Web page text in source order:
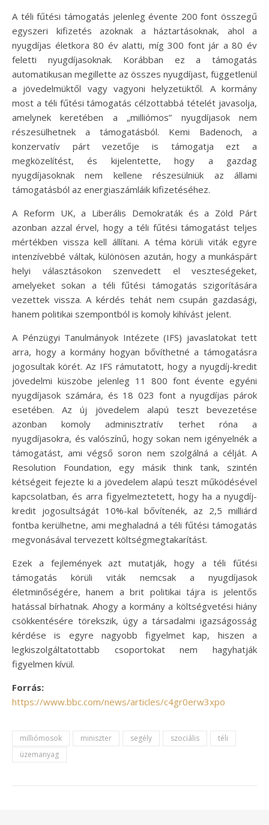
A téli fűtési támogatás jelenleg évente 200 font összegű
egyszeri kifizetés azoknak a háztartásoknak, ahol a
nyugdíjas életkora 80 év alatti, míg 300 font jár a 80 év
feletti nyugdíjasoknak. Korábban ez a támogatás
automatikusan megillette az összes nyugdíjast, függetlenül
a jövedelmüktől vagy vagyoni helyzetüktől. A kormány
most a téli fűtési támogatás célzottabbá tételét javasolja,
amelynek keretében a „milliómos” nyugdíjasok nem
részesülhetnek a támogatásból. Kemi Badenoch, a
konzervatív párt vezetője is támogatja ezt a
megközelítést, és kijelentette, hogy a gazdag
nyugdíjasoknak nem kellene részesülniük az állami
támogatásból az energiaszámláik kifizetéséhez.
A Reform UK, a Liberális Demokraták és a Zöld Párt
azonban azzal érvel, hogy a téli fűtési támogatást teljes
mértékben vissza kell állítani. A téma körüli viták egyre
intenzívebbé váltak, különösen azután, hogy a munkáspárt
helyi választásokon szenvedett el veszteségeket,
amelyeket sokan a téli fűtési támogatás szigorítására
vezettek vissza. A kérdés tehát nem csupán gazdasági,
hanem politikai szempontból is komoly kihívást jelent.
A Pénzügyi Tanulmányok Intézete (IFS) javaslatokat tett
arra, hogy a kormány hogyan bővíthetné a támogatásra
jogosultak körét. Az IFS rámutatott, hogy a nyugdíj-kredit
jövedelmi küszöbe jelenleg 11 800 font évente egyéni
nyugdíjasok számára, és 18 023 font a nyugdíjas párok
esetében. Az új jövedelem alapú teszt bevezetése
azonban komoly adminisztratív terhet róna a
nyugdíjasokra, és valószínű, hogy sokan nem igényelnék a
támogatást, ami végső soron nem szolgálná a célját. A
Resolution Foundation, egy másik think tank, szintén
kétségeit fejezte ki a jövedelem alapú teszt működésével
kapcsolatban, és arra figyelmeztetett, hogy ha a nyugdíj-
kredit jogosultságát 10%-kal bővítenék, az 2,5 milliárd
fontba kerülhetne, ami meghaladná a téli fűtési támogatás
megvonásával tervezett költségmegtakarítást.
Ezek a fejlemények azt mutatják, hogy a téli fűtési
támogatás körüli viták nemcsak a nyugdíjasok
életminőségére, hanem a brit politikai tájra is jelentős
hatással bírhatnak. Ahogy a kormány a költségvetési hiány
csökkentésére törekszik, úgy a társadalmi igazságosság
kérdése is egyre nagyobb figyelmet kap, hiszen a
legkiszolgáltatottabb csoportokat nem hagyhatják
figyelmen kívül.
Forrás:
https://www.bbc.com/news/articles/c4gr0erw3xpo
milliómosok miniszter segély szociális
téli
üzemanyag